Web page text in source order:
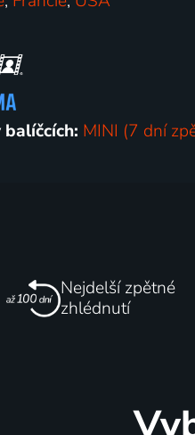
MINI (7 dní
Nejdelší zpětné
zhlédnutí